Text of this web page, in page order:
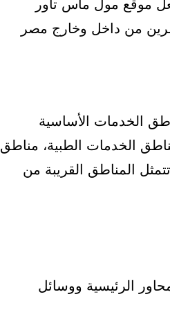
موقع مول ماس تاور
من داخل وخارج مصر
الخدمات الأساسية
الخدمات الطبية، مناطق
المناطق القريبة من
الرئيسية ووسائل